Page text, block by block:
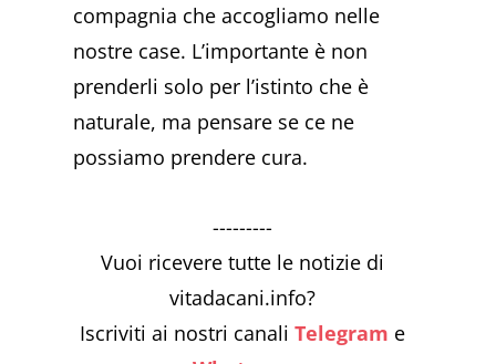
compagnia che accogliamo nelle
nostre case. L’importante è non
prenderli solo per l’istinto che è
naturale, ma pensare se ce ne
possiamo prendere cura.
---------
Vuoi ricevere tutte le notizie di
vitadacani.info?
Iscriviti ai nostri canaliTelegram e